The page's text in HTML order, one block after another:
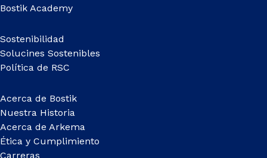
Bostik Academy
Sostenibilidad
Solucines Sostenibles
Política de RSC
Acerca de Bostik
Nuestra Historia
Acerca de Arkema
Ética y Cumplimiento
Carreras